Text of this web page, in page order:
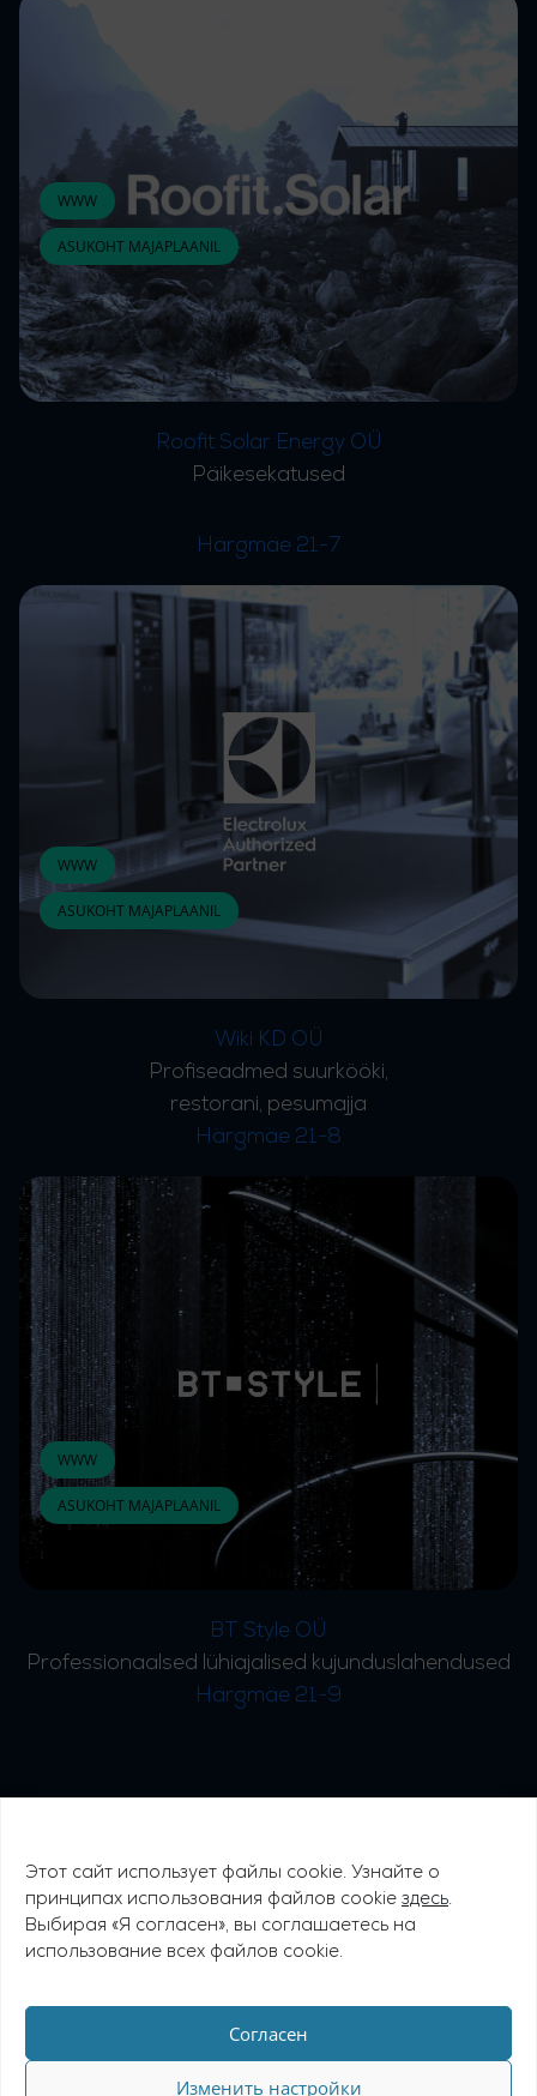
Этот сайт использует файлы cookie. Узнайте о
принципах использования файлов cookie здесь.
Выбирая «Я согласен», вы соглашаетесь на
использование всех файлов cookie.
Согласен
Изменить настройки
WWW
ASUKOHT MAJAPLAANIL
Roofit Solar Energy OÜ
Päikesekatused
Härgmäe 21-7
WWW
ASUKOHT MAJAPLAANIL
Wiki KD OÜ
Profiseadmed suurkööki,
restorani, pesumajja
Härgmäe 21-8
WWW
ASUKOHT MAJAPLAANIL
BT Style OÜ
Professionaalsed lühiajalised kujunduslahendused
Härgmäe 21-9
© 2026 Tähetorni Tehnopark
Favorte OÜ
+372 5650 1480
favorte@favorte.ee